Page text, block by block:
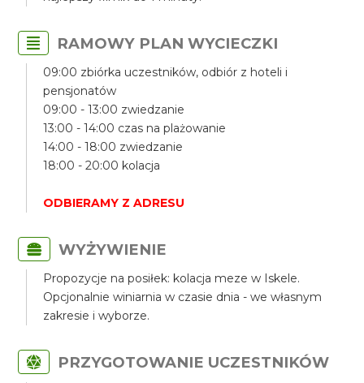
RAMOWY PLAN WYCIECZKI
09:00 zbiórka uczestników, odbiór z hoteli i
pensjonatów
09:00 - 13:00 zwiedzanie
13:00 - 14:00 czas na plażowanie
14:00 - 18:00 zwiedzanie
18:00 - 20:00 kolacja
ODBIERAMY Z ADRESU
WYŻYWIENIE
Propozycje na posiłek: kolacja meze w Iskele.
Opcjonalnie winiarnia w czasie dnia - we własnym
zakresie i wyborze.
PRZYGOTOWANIE UCZESTNIKÓW